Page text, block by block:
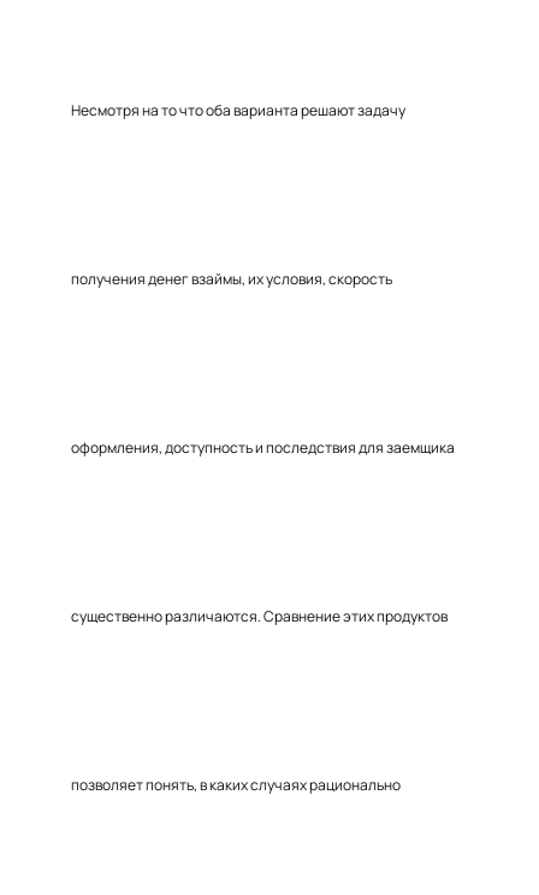
Несмотря на то что оба варианта решают задачу
получения денег взаймы, их условия, скорость
оформления, доступность и последствия для заемщика
существенно различаются. Сравнение этих продуктов
позволяет понять, в каких случаях рационально